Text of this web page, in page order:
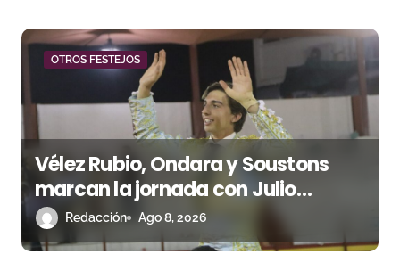
d
s
OTROS FESTEJOS
Vélez Rubio, Ondara y Soustons
marcan la jornada con Julio
Romero, Andy Cartagena y Hugo
Tarbelli
Redacción Ago 8, 2026